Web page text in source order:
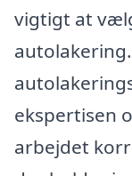
vigtigt at
ekspertisen
arbejdet